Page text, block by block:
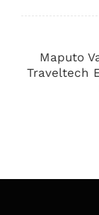
Maputo
Traveltech